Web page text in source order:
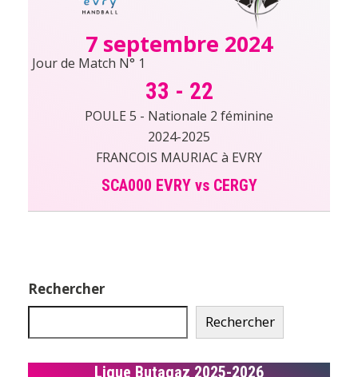
7 septembre 2024
Jour de Match N° 1
33 - 22
POULE 5 - Nationale 2 féminine
2024-2025
FRANCOIS MAURIAC à EVRY
SCA000 EVRY vs CERGY
Rechercher
Rechercher
Ligue Butagaz 2025-2026